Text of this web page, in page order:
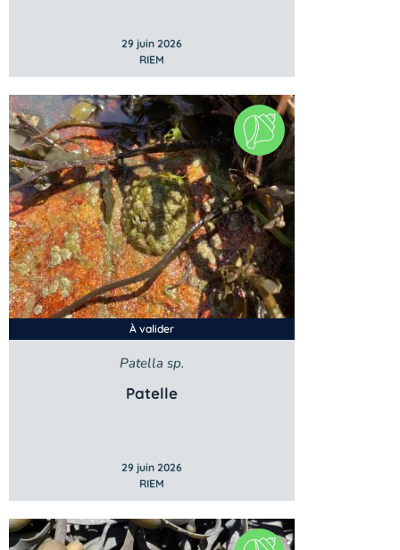
29 juin 2026
RIEM
À valider
Patella sp.
Patelle
29 juin 2026
RIEM